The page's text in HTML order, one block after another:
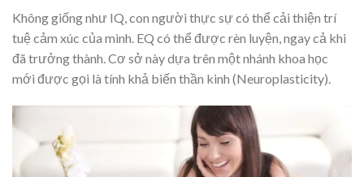
Không giống như IQ, con người thực sự có thể cải thiện trí
tuệ cảm xúc của mình. EQ có thể được rèn luyện, ngay cả khi
đã trưởng thành. Cơ sở này dựa trên một nhánh khoa học
mới được gọi là tính khả biến thần kinh (Neuroplasticity).